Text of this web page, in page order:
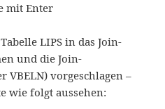
mit Enter
LIPS in das Join-
und die Join-
VBELN) vorgeschlagen –
wie folgt aussehen: